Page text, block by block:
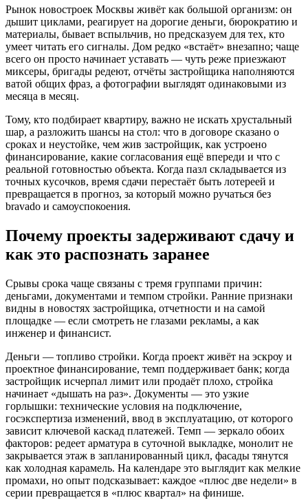
Рынок новостроек Москвы живёт как большой организм: он
дышит циклами, реагирует на дорогие деньги, бюрократию и
материалы, бывает вспыльчив, но предсказуем для тех, кто
умеет читать его сигналы. Дом редко «встаёт» внезапно; чаще
всего он просто начинает уставать — чуть реже приезжают
миксеры, бригады редеют, отчёты застройщика наполняются
ватой общих фраз, а фотографии выглядят одинаковыми из
месяца в месяц.
Тому, кто подбирает квартиру, важно не искать хрустальный
шар, а разложить шансы на стол: что в договоре сказано о
сроках и неустойке, чем жив застройщик, как устроено
финансирование, какие согласования ещё впереди и что с
реальной готовностью объекта. Когда пазл складывается из
точных кусочков, время сдачи перестаёт быть лотереей и
превращается в прогноз, за который можно ручаться без
bravado и самоуспокоения.
Почему проекты задерживают сдачу и
как это распознать заранее
Срывы срока чаще связаны с тремя группами причин:
деньгами, документами и темпом стройки. Ранние признаки
видны в новостях застройщика, отчетности и на самой
площадке — если смотреть не глазами рекламы, а как
инженер и финансист.
Деньги — топливо стройки. Когда проект живёт на эскроу и
проектное финансирование, темп поддерживает банк; когда
застройщик исчерпал лимит или продаёт плохо, стройка
начинает «дышать на раз». Документы — это узкие
горлышки: технические условия на подключение,
госэкспертиза изменений, ввод в эксплуатацию, от которого
зависит ключевой каскад платежей. Темп — зеркало обоих
факторов: редеет арматура в суточной выкладке, монолит не
закрывается этаж в запланированный цикл, фасады тянутся
как холодная карамель. На календаре это выглядит как мелкие
промахи, но опыт подсказывает: каждое «плюс две недели» в
серии превращается в «плюс квартал» на финише.